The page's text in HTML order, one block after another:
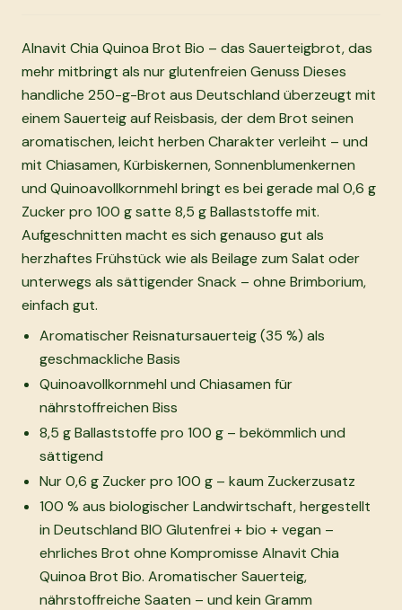
Alnavit Chia Quinoa Brot Bio – das Sauerteigbrot, das
mehr mitbringt als nur glutenfreien Genuss Dieses
handliche 250-g-Brot aus Deutschland überzeugt mit
einem Sauerteig auf Reisbasis, der dem Brot seinen
aromatischen, leicht herben Charakter verleiht – und
mit Chiasamen, Kürbiskernen, Sonnenblumenkernen
und Quinoavollkornmehl bringt es bei gerade mal 0,6 g
Zucker pro 100 g satte 8,5 g Ballaststoffe mit.
Aufgeschnitten macht es sich genauso gut als
herzhaftes Frühstück wie als Beilage zum Salat oder
unterwegs als sättigender Snack – ohne Brimborium,
einfach gut.
Aromatischer Reisnatursauerteig (35 %) als
geschmackliche Basis
Quinoavollkornmehl und Chiasamen für
nährstoffreichen Biss
8,5 g Ballaststoffe pro 100 g – bekömmlich und
sättigend
Nur 0,6 g Zucker pro 100 g – kaum Zuckerzusatz
100 % aus biologischer Landwirtschaft, hergestellt
in Deutschland BIO Glutenfrei + bio + vegan –
ehrliches Brot ohne Kompromisse Alnavit Chia
Quinoa Brot Bio. Aromatischer Sauerteig,
nährstoffreiche Saaten – und kein Gramm